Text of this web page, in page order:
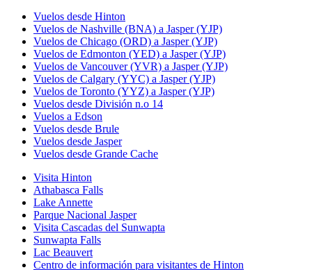
Vuelos desde Hinton
Vuelos de Nashville (BNA) a Jasper (YJP)
Vuelos de Chicago (ORD) a Jasper (YJP)
Vuelos de Edmonton (YED) a Jasper (YJP)
Vuelos de Vancouver (YVR) a Jasper (YJP)
Vuelos de Calgary (YYC) a Jasper (YJP)
Vuelos de Toronto (YYZ) a Jasper (YJP)
Vuelos desde División n.o 14
Vuelos a Edson
Vuelos desde Brule
Vuelos desde Jasper
Vuelos desde Grande Cache
Visita Hinton
Athabasca Falls
Lake Annette
Parque Nacional Jasper
Visita Cascadas del Sunwapta
Sunwapta Falls
Lac Beauvert
Centro de información para visitantes de Hinton